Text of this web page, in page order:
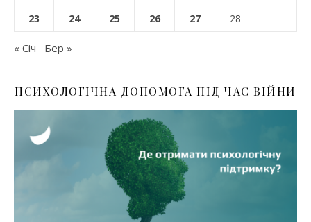
23
24 25 26 27 28
« Січ Бер »
ПСИХОЛОГІЧНА ДОПОМОГА ПІД ЧАС ВІЙНИ